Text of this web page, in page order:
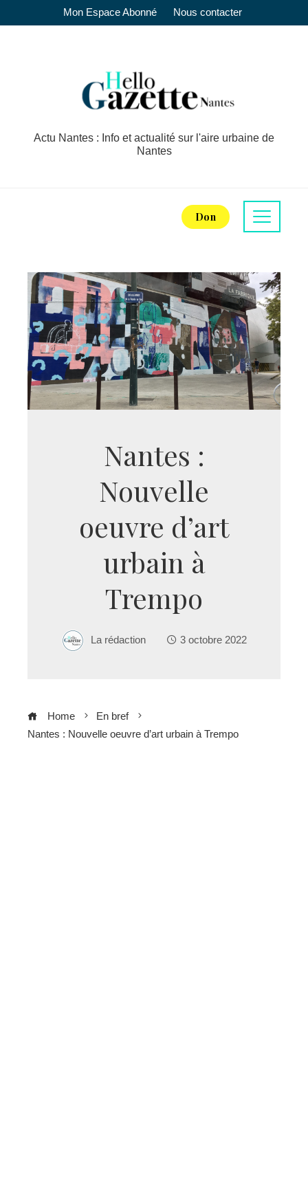
Mon Espace Abonné Nous contacter
Actu Nantes : Info et actualité sur l'aire urbaine de
Nantes
Don
Nantes :
Nouvelle
oeuvre d’art
urbain à
Trempo
La rédaction 3 octobre 2022
Home
En bref
Nantes : Nouvelle oeuvre d’art urbain à Trempo